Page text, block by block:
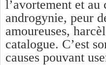
l’avortement et au
androgynie, peur
amoureuses,
catalogue. C’est
causes pouvant